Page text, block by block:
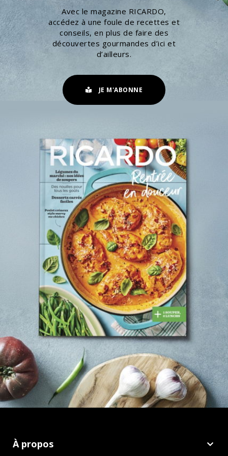
Avec le magazine RICARDO,
accédez à une foule de recettes et
conseils, en plus de faire des
découvertes gourmandes d’ici et
d’ailleurs.
JE M'ABONNE
À propos